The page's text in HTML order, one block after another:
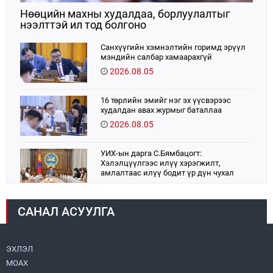
Нөөцийн махны худалдаа, борлуулалтыг
нээлттэй ил тод болгоно
Санхүүгийн хэмнэлтийн горимд эрүүл
мэндийн салбар хамаарахгүй
2026.08.05
16 төрлийн эмийг нэг эх үүсвэрээс
худалдан авах журмыг баталлаа
2026.08.05
УИХ-ын дарга С.Бямбацогт:
Хэлэлцүүлгээс илүү хэрэгжилт,
амлалтаас илүү бодит үр дүн чухал
Монголбанк 7 дугаар сард 1,439.2 кг үнэт
САНАЛ АСУУЛГА
ЭХЛЭЛ
МОАХ